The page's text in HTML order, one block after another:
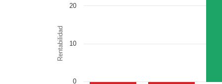
Rentabilidad
0
10
20